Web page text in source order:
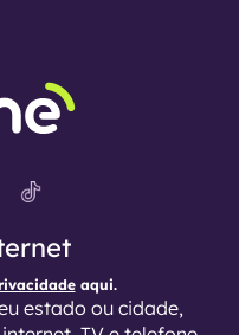
aqui.
estado ou cidade,